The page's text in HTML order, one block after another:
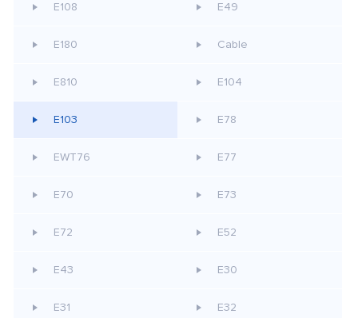
E108 E49
E180 Cable
E810 E104
E103 E78
EWT76 E77
E70 E73
E72 E52
E43 E30
E31 E32